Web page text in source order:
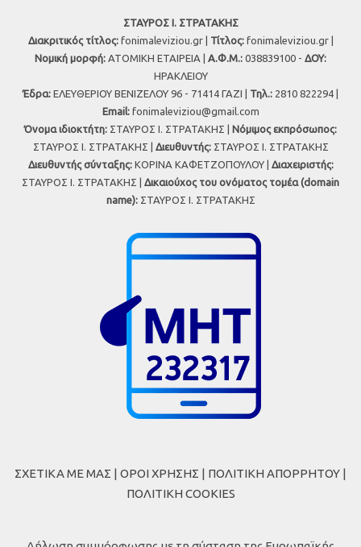
ΣΤΑΥΡΟΣ Ι. ΣΤΡΑΤΑΚΗΣ
Διακριτικός τίτλος:fonimaleviziou.gr | Τίτλος:fonimaleviziou.gr |
Νομική μορφή: ΑΤΟΜΙΚΗ ΕΤΑΙΡΕΙΑ | Α.Φ.Μ.: 038839100 - ΔΟΥ:
ΗΡΑΚΛΕΙΟΥ
Έδρα: ΕΛΕΥΘΕΡΙΟΥ ΒΕΝΙΖΕΛΟΥ 96 - 71414 ΓΑΖΙ | Τηλ.: 2810 822294 |
Εmail: fonimaleviziou@gmail.com
Όνομα ιδιοκτήτη: ΣΤΑΥΡΟΣ Ι. ΣΤΡΑΤΑΚΗΣ | Νόμιμος εκπρόσωπος:
ΣΤΑΥΡΟΣ Ι. ΣΤΡΑΤΑΚΗΣ | Διευθυντής:ΣΤΑΥΡΟΣ Ι. ΣΤΡΑΤΑΚΗΣ
Διευθυντής σύνταξης:ΚΟΡΙΝΑ ΚΑΦΕΤΖΟΠΟΥΛΟΥ | Διαχειριστής:
ΣΤΑΥΡΟΣ Ι. ΣΤΡΑΤΑΚΗΣ | Δικαιούχος του ονόματος τομέα (domain
name):ΣΤΑΥΡΟΣ Ι. ΣΤΡΑΤΑΚΗΣ
ΣΧΕΤΙΚΑ ΜΕ ΜΑΣ | ΟΡΟΙ ΧΡΗΣΗΣ | ΠΟΛΙΤΙΚΗ ΑΠΟΡΡΗΤΟΥ |
ΠΟΛΙΤΙΚΗ COOKIES